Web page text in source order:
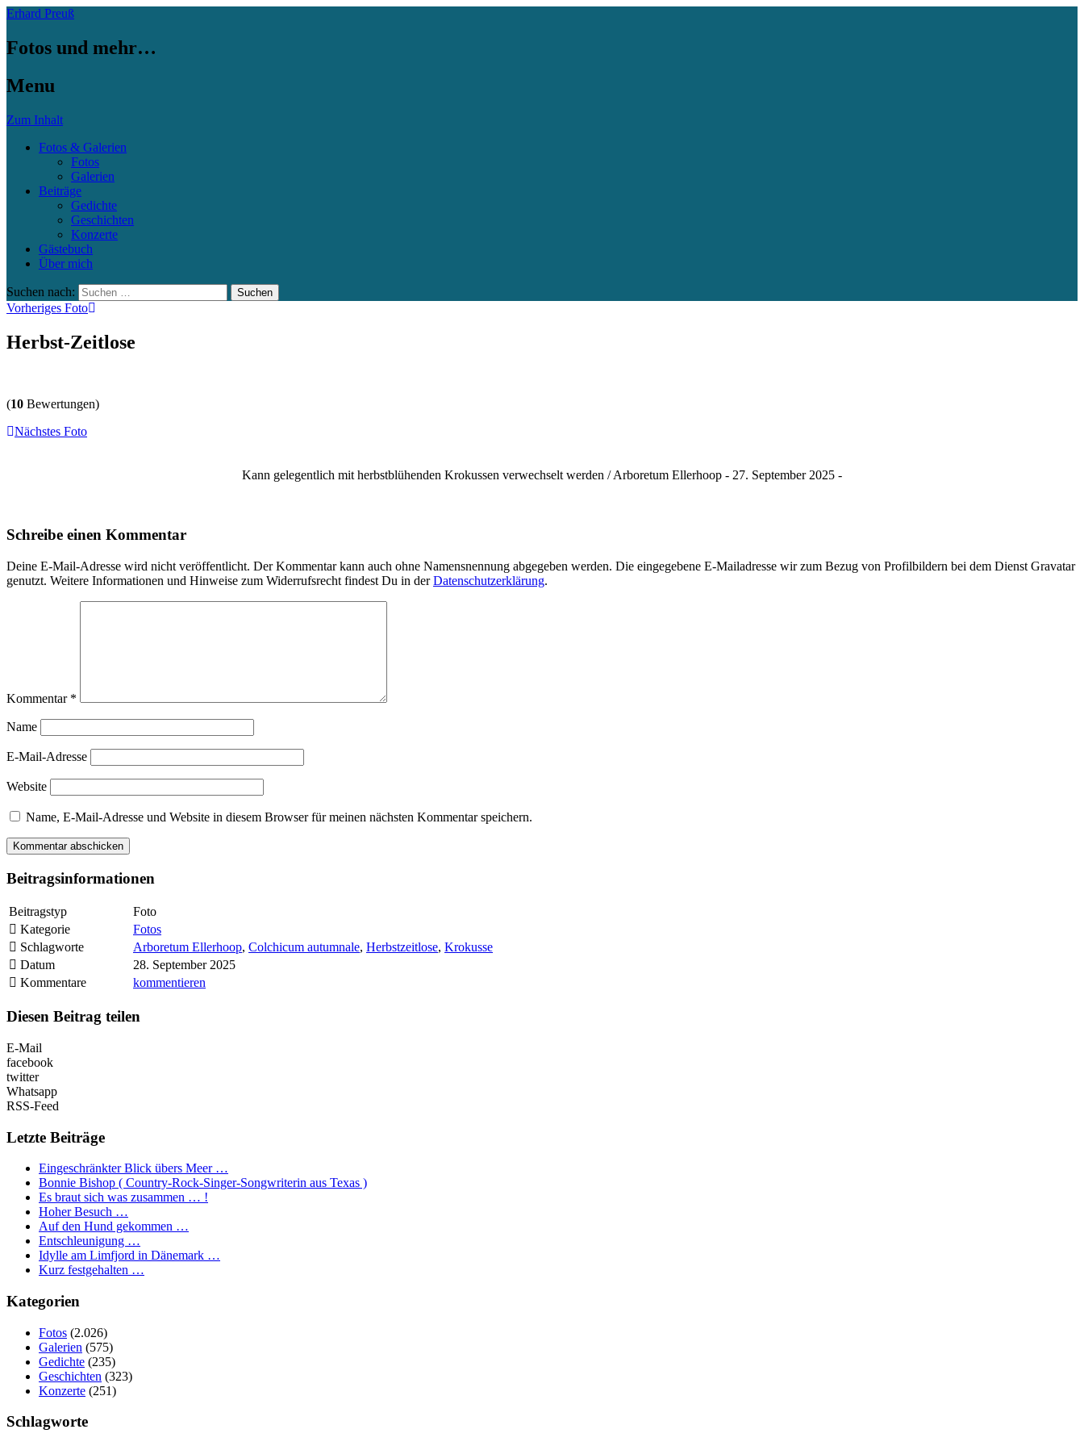
Erhard Preuß
Fotos und mehr…
Menu
Zum Inhalt
Fotos & Galerien
Fotos
Galerien
Beiträge
Gedichte
Geschichten
Konzerte
Gästebuch
Über mich
Suchen nach:
Vorheriges Foto
Herbst-Zeitlose
(10 Bewertungen)
Nächstes Foto
Kann gelegentlich mit herbstblühenden Krokussen verwechselt werden / Arboretum Ellerhoop - 27. September 2025 -
Schreibe einen Kommentar
Deine E-Mail-Adresse wird nicht veröffentlicht. Der Kommentar kann auch ohne Namensnennung abgegeben werden. Die eingegebene E-Mailadresse wir zum Bezug von Profilbildern bei dem Dienst Gravatar
genutzt. Weitere Informationen und Hinweise zum Widerrufsrecht findest Du in derDatenschutzerklärung.
Kommentar *
Name
E-Mail-Adresse
Website
Name, E-Mail-Adresse und Website in diesem Browser für meinen nächsten Kommentar speichern.
Beitragsinformationen
Beitragstyp
Foto
Kategorie
Fotos
Schlagworte
Arboretum Ellerhoop, Colchicum autumnale, Herbstzeitlose, Krokusse
Datum
28. September 2025
Kommentare
kommentieren
Diesen Beitrag teilen
E-Mail
facebook
twitter
Whatsapp
RSS-Feed
Letzte Beiträge
Eingeschränkter Blick übers Meer …
Bonnie Bishop ( Country-Rock-Singer-Songwriterin aus Texas )
Es braut sich was zusammen … !
Hoher Besuch …
Auf den Hund gekommen …
Entschleunigung …
Idylle am Limfjord in Dänemark …
Kurz festgehalten …
Kategorien
Fotos (2.026)
Galerien (575)
Gedichte (235)
Geschichten (323)
Konzerte (251)
Schlagworte